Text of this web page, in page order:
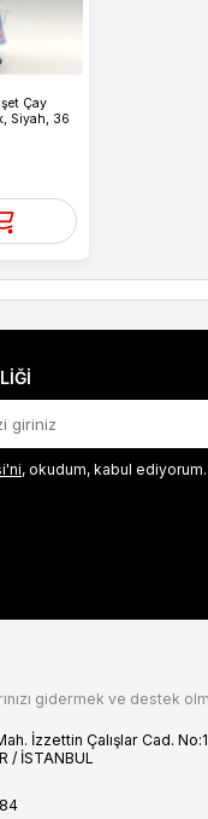
Çay
Siyah, 36
, okudum, kabul ediyorum.
gidermek ve destek
İzzettin Çalışlar Cad.
/ İSTANBUL